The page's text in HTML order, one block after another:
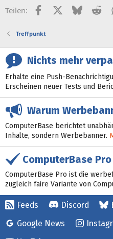
Teilen: FacebookX (Twitter)
Bluesky
Treffpunkt
Nichts mehr
Erhalte eine Push-
Erscheinen neuer Tests und
Warum
ComputerBase berichtet
Inhalte, sondern Werbebanner.
ComputerBase Pro
ComputerBase Pro ist die
zugleich faire Variante von
Feeds Discord
Google News